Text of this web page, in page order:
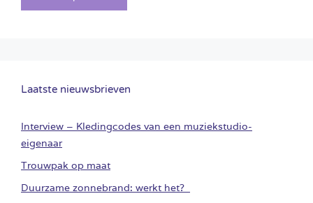
Laatste nieuwsbrieven
Interview – Kledingcodes van een muziekstudio-
eigenaar
Trouwpak op maat
Duurzame zonnebrand: werkt het?